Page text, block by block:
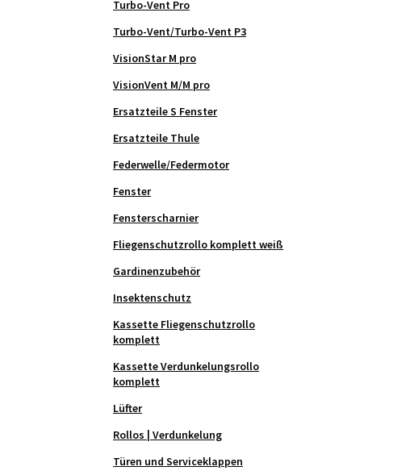
Turbo-Vent Pro
Turbo-Vent/Turbo-Vent P3
VisionStar M pro
VisionVent M/M pro
Ersatzteile S Fenster
Ersatzteile Thule
Federwelle/Federmotor
Fenster
Fensterscharnier
Fliegenschutzrollo komplett weiß
Gardinenzubehör
Insektenschutz
Kassette Fliegenschutzrollo
komplett
Kassette Verdunkelungsrollo
komplett
Lüfter
Rollos | Verdunkelung
Türen und Serviceklappen